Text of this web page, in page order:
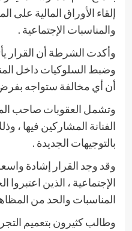
إلقاء الأوراق المالية على
والمناسبات الإجتماعية .
وأكدت الشرطة أن القرار
وضبط السلوكيات داخل
أن أي مخالفة ستواجه
وتشمل العقوبات صاحب
الفنانة المشاركين فيها ،
بالتوجيهات الجديدة .
وقد وجد القرار إشادة
الإجتماعية ، الذين
المناسبات والحد من
وطالب كثيرون بتعميم